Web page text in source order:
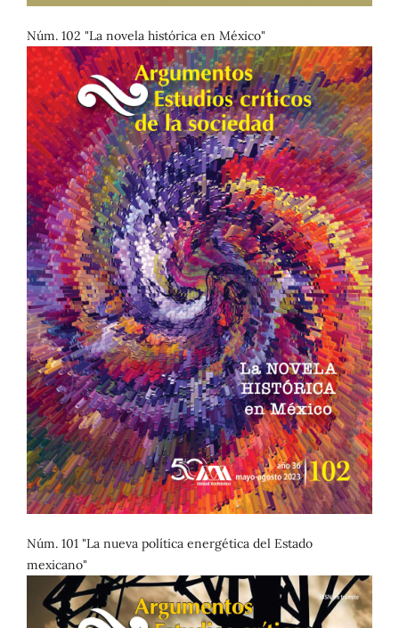
Núm. 102 "La novela histórica en México"
Núm. 101 "La nueva política energética del Estado
mexicano"